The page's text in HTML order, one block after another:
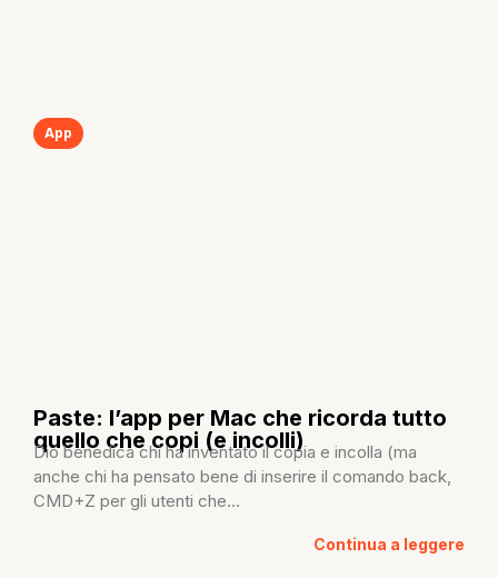
App
Paste: l’app per Mac che ricorda tutto
quello che copi (e incolli)
Dio benedica chi ha inventato il copia e incolla (ma
anche chi ha pensato bene di inserire il comando back,
CMD+Z per gli utenti che...
Continua a leggere